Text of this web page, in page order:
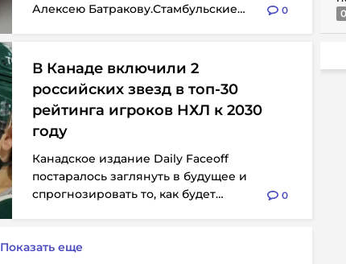
Алексею Батракову.Стамбульские
0
В Канаде включили 2
российских звезд в топ-30
рейтинга игроков НХЛ к 2030
году
Канадское издание Daily Faceoff
постаралось заглянуть в будущее и
спрогнозировать то, как будет
0
Показать еще